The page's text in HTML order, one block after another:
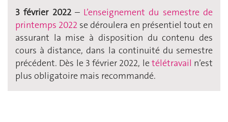
3 février 2022– L’enseignement du semestre de
printemps 2022 se déroulera en présentiel tout en
assurant la mise à disposition du contenu des
cours à distance, dans la continuité du semestre
précédent. Dès le 3 février 2022, le télétravail n’est
plus obligatoire mais recommandé.